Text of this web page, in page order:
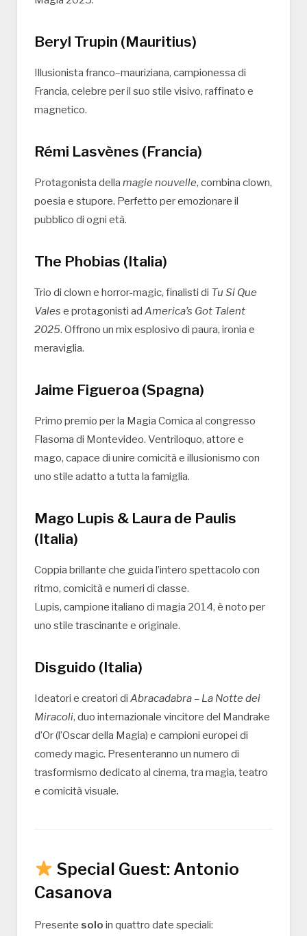
Beryl Trupin (Mauritius)
Illusionista franco–mauriziana, campionessa di
Francia, celebre per il suo stile visivo, raffinato e
magnetico.
Rémi Lasvènes (Francia)
Protagonista della magie nouvelle, combina clown,
poesia e stupore. Perfetto per emozionare il
pubblico di ogni età.
The Phobias (Italia)
Trio di clown e horror-magic, finalisti di Tu Si Que
Vales e protagonisti ad America’s Got Talent
2025. Offrono un mix esplosivo di paura, ironia e
meraviglia.
Jaime Figueroa (Spagna)
Primo premio per la Magia Comica al congresso
Flasoma di Montevideo. Ventriloquo, attore e
mago, capace di unire comicità e illusionismo con
uno stile adatto a tutta la famiglia.
Mago Lupis & Laura de Paulis
(Italia)
Coppia brillante che guida l’intero spettacolo con
ritmo, comicità e numeri di classe.
Lupis, campione italiano di magia 2014, è noto per
uno stile trascinante e originale.
Disguido (Italia)
Ideatori e creatori di Abracadabra – La Notte dei
Miracoli, duo internazionale vincitore del Mandrake
d’Or (l’Oscar della Magia) e campioni europei di
comedy magic. Presenteranno un numero di
trasformismo dedicato al cinema, tra magia, teatro
e comicità visuale.
Special Guest: Antonio
Casanova
Presente solo in quattro date speciali: